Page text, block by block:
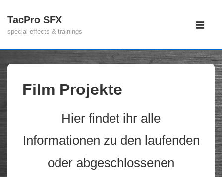
Zum
Inhalt
TacPro SFX
special effects & trainings
Film Projekte
Hier findet ihr alle
Informationen zu den laufenden
oder abgeschlossenen